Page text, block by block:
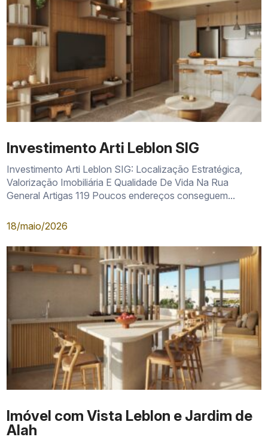
Investimento Arti Leblon SIG
Investimento Arti Leblon SIG: Localização Estratégica,
Valorização Imobiliária E Qualidade De Vida Na Rua
General Artigas 119 Poucos endereços conseguem...
18/maio/2026
Imóvel com Vista Leblon e Jardim de
Alah